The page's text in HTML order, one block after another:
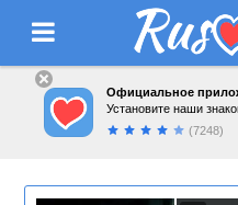
Официальное
Установите наши
(7248)